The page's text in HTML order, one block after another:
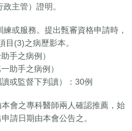
主管）證明。
或服務。提出甄審資格申請時，
(3)之病歷影本。
手之病例）
助手之病例）
或監督下判讀）：30例
會之專科醫師兩人確認推薦，始
請日期由本會公告之。